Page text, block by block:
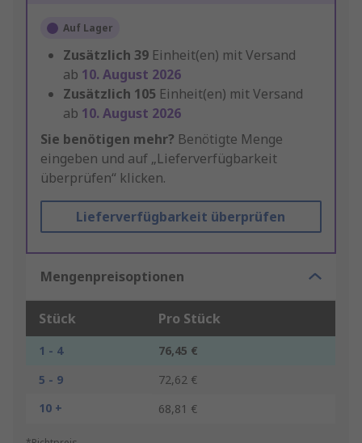
Auf Lager
Zusätzlich 39 Einheit(en) mit Versand
ab 10. August 2026
Zusätzlich 105 Einheit(en) mit Versand
ab 10. August 2026
Sie benötigen mehr? Benötigte Menge
eingeben und auf „Lieferverfügbarkeit
überprüfen“ klicken.
Lieferverfügbarkeit überprüfen
Mengenpreisoptionen
Stück Pro Stück
1 - 4
76,45 €
5 - 9
72,62 €
10 +
68,81 €